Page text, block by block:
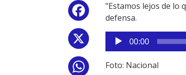
Facebook
WhatsApp
"Estamos lejos de lo
defensa.
Reproductor
de
audio
00:00
Foto: Nacional